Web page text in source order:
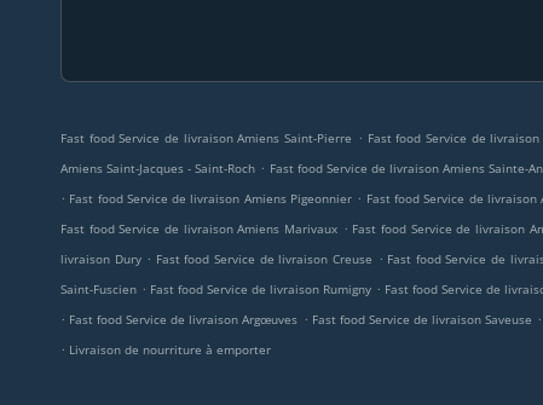
Fast food Service de livraison Amiens Saint-Pierre . Fast food Service de
Amiens Saint-Jacques - Saint-Roch . Fast food Service de livraison Amiens Sainte-
. Fast food Service de livraison Amiens Pigeonnier . Fast food Service de livraison
Fast food Service de livraison Amiens Marivaux . Fast food Service de livraison
livraison Dury . Fast food Service de livraison Creuse . Fast food Service de
Saint-Fuscien . Fast food Service de livraison Rumigny . Fast food Service de
. Fast food Service de livraison Argœuves . Fast food Service de livraison Saveuse .
. Livraison de nourriture à emporter